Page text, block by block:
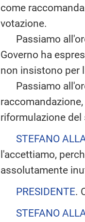
come
votazione.
Passiamo
Governo ha
non insistono per
Passiamo
riformulazione
STEFANO
l'accettiamo,
assolutamente
PRESIDENTE.
STEFANO